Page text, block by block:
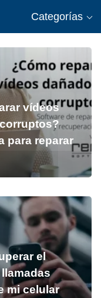
Categorías
vídeos
para reparar
el
mi celular